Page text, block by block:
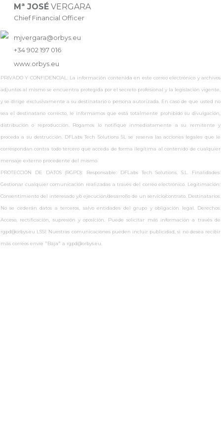
Mª JOSÉ VERGARA
Chief Financial Officer
mjvergara@orbys.eu
+34 902 197 016
www.orbys.eu
PRIVADO Y CONFIDENCIAL: La información contenida en este correo electrónico y archivos
adjuntos al mismo se encuentra protegida por el secreto profesional y la legislación vigente,
y se dirige exclusivamente a su destinatario o persona autorizada. En caso de que usted no
sea el destinatario correcto, le informamos que está totalmente prohibido su divulgación,
distribución o reproducción. Rogamos lo notifique inmediatamente a su remitente y
proceda a su destrucción. DFLabs Tech Solutions SL se reserva las acciones legales que le
correspondan contra todo tercero que acceda de forma ilegítima al contenido de cualquier
mensaje externo procedente del mismo.
PROTECCIÓN DE DATOS (RGPD): Responsable: DFLabs Tech Solutions, S.L. Finalidades:
Gestionar cualquier comunicación realizadas a través del correo electrónico. Legitimación:
Consentimiento del interesado y/o ejecución/desarrollo de un servicio/contrato. Destinatarios:
No se cederán datos a terceros, salvo entidades del grupo y obligación legal. Derechos:
Acceso, rectificación, supresión y oposición. Puede solicitar más información a través de
rgpd@orbys.eu LSSI: Nuestras comunicaciones pueden incluir publicidad, si no desea recibir
más correos envíe "Baja" a rgpd@orbys.eu.